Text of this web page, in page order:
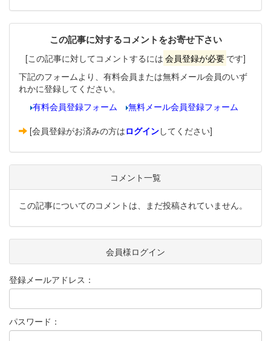
この記事に対するコメントをお寄せ下さい
[この記事に対してコメントするには 会員登録が必要 です]
下記のフォームより、有料会員または無料メール会員のいず
れかに登録してください。
有料会員登録フォーム
無料メール会員登録フォーム
[会員登録がお済みの方はログインしてください]
コメント一覧
この記事についてのコメントは、まだ投稿されていません。
会員様ログイン
登録メールアドレス：
パスワード：